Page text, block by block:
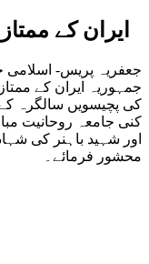
ایران کے
کنی جامعہ روحانیت
اور شہید باہنر کی
محشور فرمائے۔